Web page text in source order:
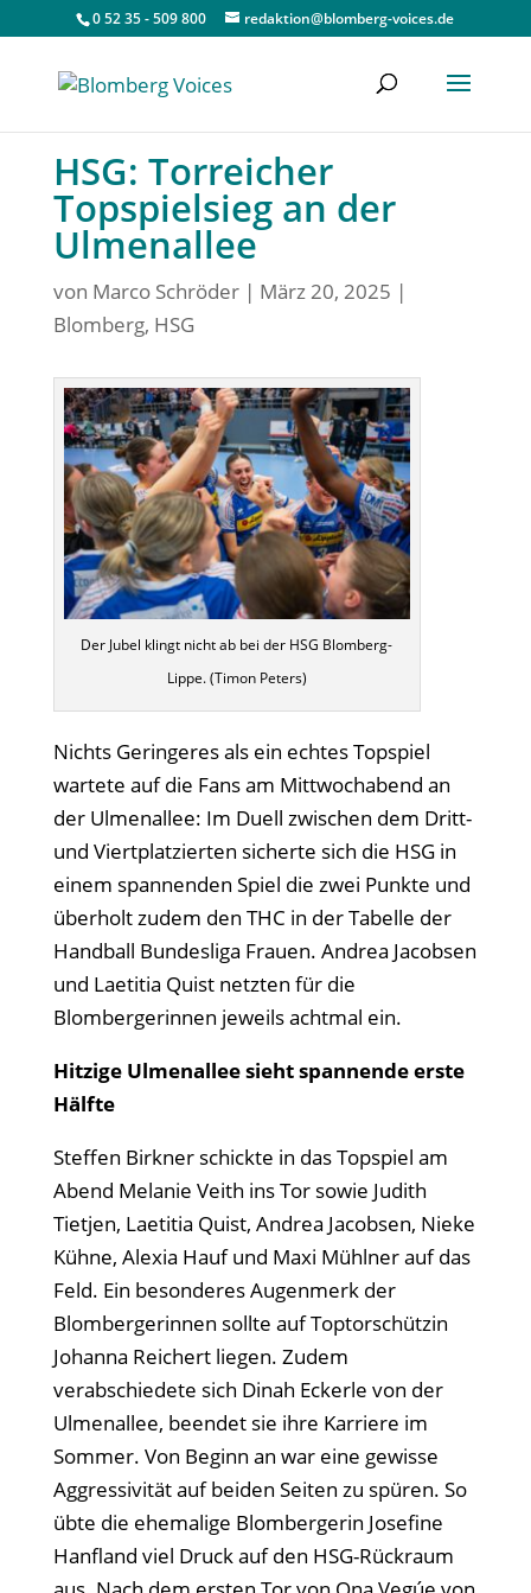
0 52 35 - 509 800 redaktion@blomberg-voices.de
HSG: Torreicher
Topspielsieg an der
Ulmenallee
von Marco Schröder| März 20, 2025 |
Blomberg, HSG
Der Jubel klingt nicht ab bei der HSG Blomberg-
Lippe. (Timon Peters)
Nichts Geringeres als ein echtes Topspiel
wartete auf die Fans am Mittwochabend an
der Ulmenallee: Im Duell zwischen dem Dritt-
und Viertplatzierten sicherte sich die HSG in
einem spannenden Spiel die zwei Punkte und
überholt zudem den THC in der Tabelle der
Handball Bundesliga Frauen. Andrea Jacobsen
und Laetitia Quist netzten für die
Blombergerinnen jeweils achtmal ein.
Hitzige Ulmenallee sieht spannende erste
Hälfte
Steffen Birkner schickte in das Topspiel am
Abend Melanie Veith ins Tor sowie Judith
Tietjen, Laetitia Quist, Andrea Jacobsen, Nieke
Kühne, Alexia Hauf und Maxi Mühlner auf das
Feld. Ein besonderes Augenmerk der
Blombergerinnen sollte auf Toptorschützin
Johanna Reichert liegen. Zudem
verabschiedete sich Dinah Eckerle von der
Ulmenallee, beendet sie ihre Karriere im
Sommer. Von Beginn an war eine gewisse
Aggressivität auf beiden Seiten zu spüren. So
übte die ehemalige Blombergerin Josefine
Hanfland viel Druck auf den HSG-Rückraum